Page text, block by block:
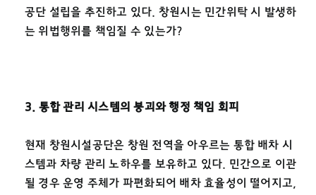
공단 설립을 추진하고 있다. 창원시는 민간위탁 시 발생하
는 위법행위를 책임질 수 있는가?
3. 통합 관리 시스템의 붕괴와 행정 책임 회피
현재 창원시설공단은 창원 전역을 아우르는 통합 배차 시
스템과 차량 관리 노하우를 보유하고 있다. 민간으로 이관
될 경우 운영 주체가 파편화되어 배차 효율성이 떨어지고,